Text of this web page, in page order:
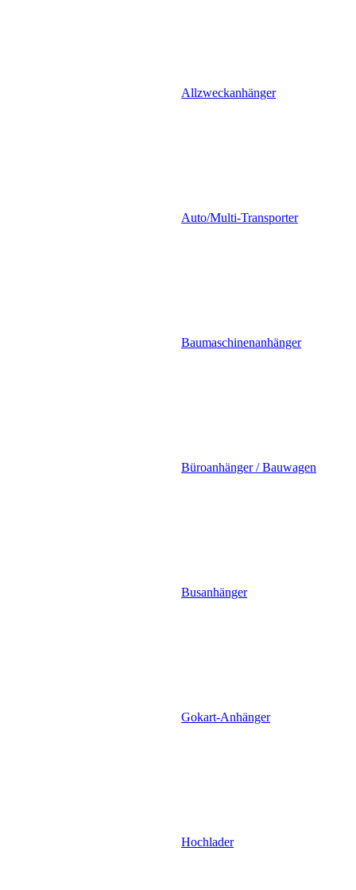
Allzweckanhänger
Auto/Multi-Transporter
Baumaschinenanhänger
Büroanhänger / Bauwagen
Busanhänger
Gokart-Anhänger
Hochlader